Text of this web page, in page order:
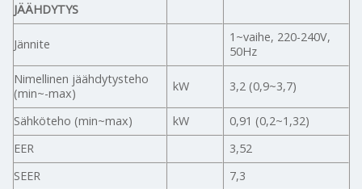
JÄÄHDYTYS
Jännite
1~vaihe, 220-240V,
50Hz
Nimellinen jäähdytysteho
(min~-max)
kW 3,2 (0,9~3,7)
Sähköteho (min~max) kW
0,91 (0,2~1,32)
EER
3,52
SEER
7,3